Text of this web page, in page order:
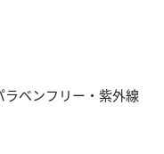
ベンフリー・紫外線